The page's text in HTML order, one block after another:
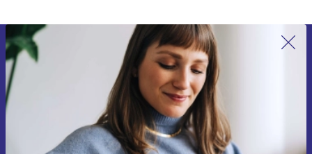
Anmäl dig till vårt nyhetsbrev för
första gången och spara 200 kr!
Missa aldrig ett erbjudande igen.